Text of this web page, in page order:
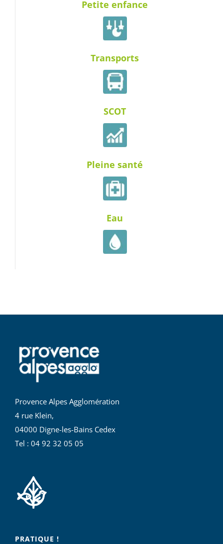
Petite enfance
Transports
SCOT
Pleine santé
Eau
Provence Alpes Agglomération
4 rue Klein,
04000 Digne-les-Bains Cedex
Tel : 04 92 32 05 05
PRATIQUE !